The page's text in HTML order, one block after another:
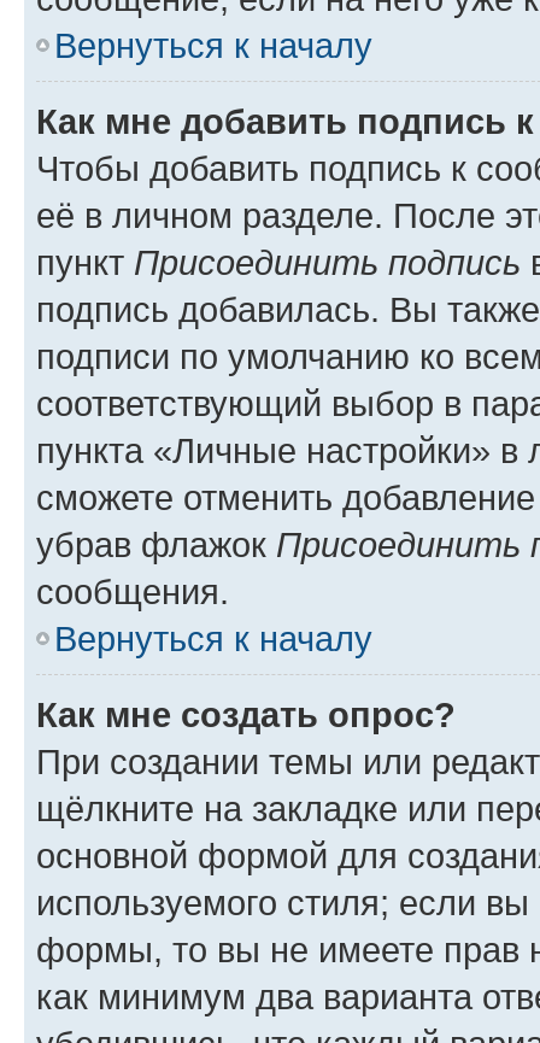
Вернуться к началу
Как мне добавить подпись
Чтобы добавить подпись к
её в личном разделе. После
пункт Присоединить подпись
подпись добавилась. Вы
подписи по умолчанию ко
соответствующий выбор в
пункта «Личные настройки»
сможете отменить
убрав флажок Присоединить
сообщения.
Вернуться к началу
Как мне создать опрос?
При создании темы или
щёлкните на закладке или
основной формой для
используемого стиля; если
формы, то вы не имеете прав
как минимум два варианта